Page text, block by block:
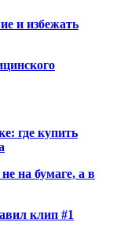
и избежать
где купить
на бумаге, а в
клип #1